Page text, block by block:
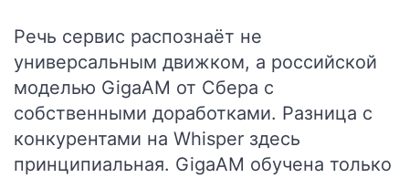
Речь сервис распознаёт не
универсальным движком, а российской
моделью GigaAM от Сбера с
собственными доработками. Разница с
конкурентами на Whisper здесь
принципиальная. GigaAM обучена только